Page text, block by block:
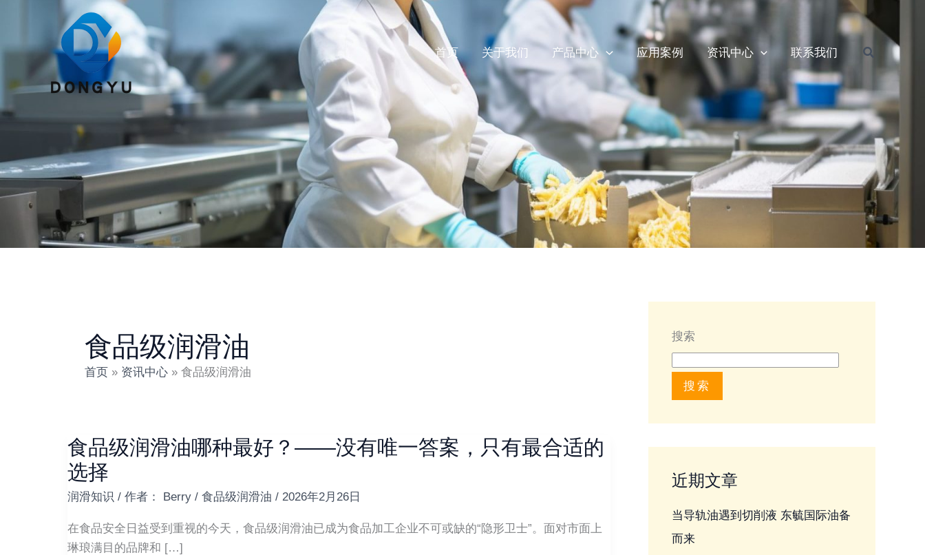
内
首页 关于我们 产品中心 应用案例 资讯中心 联系我们
搜
食品级润滑油
首页 资讯中心 食品级润滑油
食品级润滑油哪种最好？——没有唯一答案，只有最合适的
选择
润滑知识 / 作者： Berry / 食品级润滑油 / 2026年2月26日
在食品安全日益受到重视的今天，食品级润滑油已成为食品加工企业不可或缺的“隐形卫士”。面对市面上
琳琅满目的品牌和 […]
食
品
级
润
滑
油
搜索
搜索
近期文章
当导轨油遇到切削液 东毓国际油备
而来